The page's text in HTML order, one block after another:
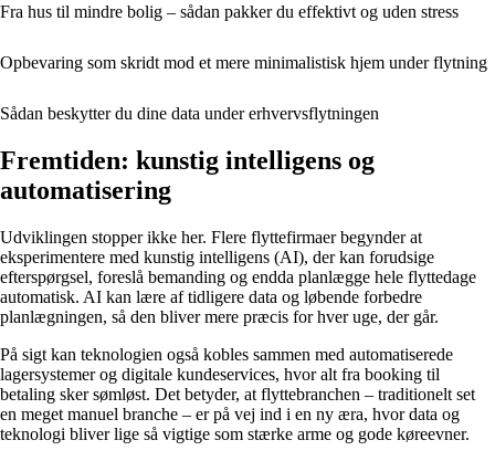
Fra hus til mindre bolig – sådan pakker du effektivt og uden stress
Opbevaring som skridt mod et mere minimalistisk hjem under flytning
Sådan beskytter du dine data under erhvervsflytningen
Fremtiden: kunstig intelligens og
automatisering
Udviklingen stopper ikke her. Flere flyttefirmaer begynder at
eksperimentere med kunstig intelligens (AI), der kan forudsige
efterspørgsel, foreslå bemanding og endda planlægge hele flyttedage
automatisk. AI kan lære af tidligere data og løbende forbedre
planlægningen, så den bliver mere præcis for hver uge, der går.
På sigt kan teknologien også kobles sammen med automatiserede
lagersystemer og digitale kundeservices, hvor alt fra booking til
betaling sker sømløst. Det betyder, at flyttebranchen – traditionelt set
en meget manuel branche – er på vej ind i en ny æra, hvor data og
teknologi bliver lige så vigtige som stærke arme og gode køreevner.